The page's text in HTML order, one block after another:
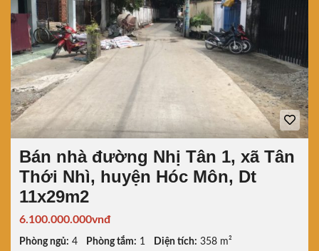
Bán nhà đường Nhị Tân 1, xã Tân
Thới Nhì, huyện Hóc Môn, Dt
11x29m2
6.100.000.000vnđ
Phòng ngủ: 4 Phòng tắm: 1 Diện tích: 358 m²